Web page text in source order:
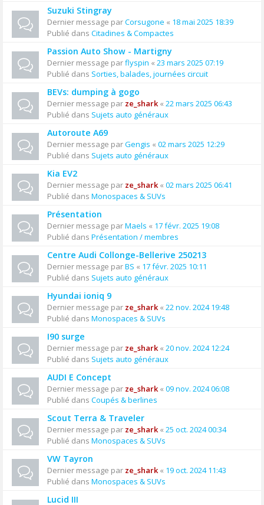
Suzuki Stingray
Dernier message parCorsugone « 18 mai 2025 18:39
Publié dans Citadines & Compactes
Passion Auto Show - Martigny
Dernier message parflyspin « 23 mars 2025 07:19
Publié dans Sorties, balades, journées circuit
BEVs: dumping à gogo
Dernier message par ze_shark« 22 mars 2025 06:43
Publié dans Sujets auto généraux
Autoroute A69
Dernier message parGengis « 02 mars 2025 12:29
Publié dans Sujets auto généraux
Kia EV2
Dernier message par ze_shark« 02 mars 2025 06:41
Publié dans Monospaces & SUVs
Présentation
Dernier message parMaels « 17 févr. 2025 19:08
Publié dans Présentation / membres
Centre Audi Collonge-Bellerive 250213
Dernier message parBS « 17 févr. 2025 10:11
Publié dans Sujets auto généraux
Hyundai ioniq 9
Dernier message par ze_shark« 22 nov. 2024 19:48
Publié dans Monospaces & SUVs
I90 surge
Dernier message par ze_shark« 20 nov. 2024 12:24
Publié dans Sujets auto généraux
AUDI E Concept
Dernier message par ze_shark« 09 nov. 2024 06:08
Publié dans Coupés & berlines
Scout Terra & Traveler
Dernier message par ze_shark« 25 oct. 2024 00:34
Publié dans Monospaces & SUVs
VW Tayron
Dernier message par ze_shark« 19 oct. 2024 11:43
Publié dans Monospaces & SUVs
Lucid III